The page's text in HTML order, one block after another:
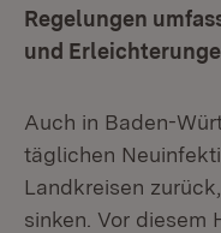
Regelungen
und
Auch in Baden-
täglichen
Landkreisen
sinken. Vor diesem